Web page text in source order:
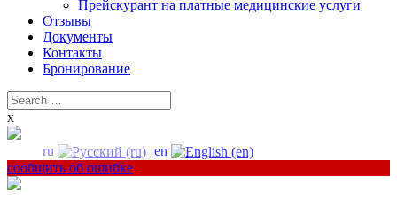
Прейскурант на платные медицинские услуги
Отзывы
Документы
Контакты
Бронирование
Search
for:
x
ru
en
сообщить об ошибке